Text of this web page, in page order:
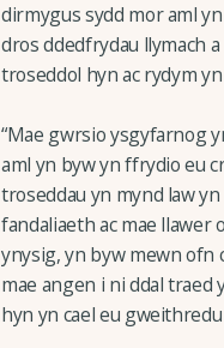
dirmygus sydd mor aml
dros ddedfrydau llymach
troseddol hyn ac rydym
“Mae gwrsio ysgyfarnog
aml yn byw yn ffrydio eu
troseddau yn mynd law
fandaliaeth ac mae llawer
ynysig, yn byw mewn ofn
mae angen i ni ddal traed
hyn yn cael eu gweithredu